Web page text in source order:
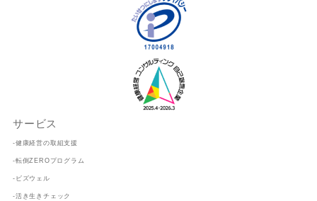
サービス
-健康経営の取組支援
-転倒ZEROプログラム
-ビズウェル
-活き生きチェック